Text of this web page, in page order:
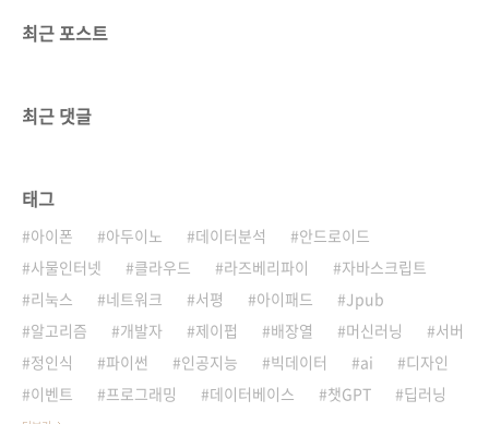
최근 포스트
최근 댓글
태그
아이폰 아두이노 데이터분석
안드로이드
사물인터넷
클라우드 라즈베리파이
자바스크립트
리눅스
네트워크 서평 아이패드
Jpub
알고리즘
개발자 제이펍 배장열 머신러닝
서버
정인식
파이썬 인공지능 빅데이터 ai
디자인
이벤트
프로그래밍 데이터베이스 챗GPT 딥러닝